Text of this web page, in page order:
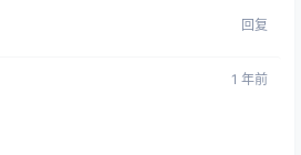
回复
1 年前